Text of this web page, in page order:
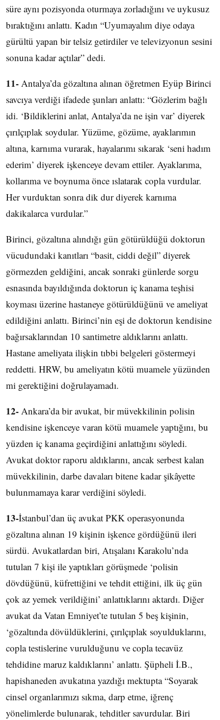
süre aynı pozisyonda oturmaya zorladığını ve uykusuz
bıraktığını anlattı. Kadın “Uyumayalım diye odaya
gürültü yapan bir telsiz getirdiler ve televizyonun sesini
sonuna kadar açtılar” dedi.
11- Antalya’da gözaltına alınan öğretmen Eyüp Birinci
savcıya verdiği ifadede şunları anlattı: “Gözlerim bağlı
idi. ‘Bildiklerini anlat, Antalya’da ne işin var’ diyerek
çırılçıplak soydular. Yüzüme, gözüme, ayaklarımın
altına, karnıma vurarak, hayalarımı sıkarak ‘seni hadım
ederim’ diyerek işkenceye devam ettiler. Ayaklarıma,
kollarıma ve boynuma önce ıslatarak copla vurdular.
Her vurduktan sonra dik dur diyerek karnıma
dakikalarca vurdular.”
Birinci, gözaltına alındığı gün götürüldüğü doktorun
vücudundaki kanıtları “basit, ciddi değil” diyerek
görmezden geldiğini, ancak sonraki günlerde sorgu
esnasında bayıldığında doktorun iç kanama teşhisi
koyması üzerine hastaneye götürüldüğünü ve ameliyat
edildiğini anlattı. Birinci’nin eşi de doktorun kendisine
bağırsaklarından 10 santimetre aldıklarını anlattı.
Hastane ameliyata ilişkin tıbbi belgeleri göstermeyi
reddetti. HRW, bu ameliyatın kötü muamele yüzünden
mi gerektiğini doğrulayamadı.
12- Ankara’da bir avukat, bir müvekkilinin polisin
kendisine işkenceye varan kötü muamele yaptığını, bu
yüzden iç kanama geçirdiğini anlattığını söyledi.
Avukat doktor raporu aldıklarını, ancak serbest kalan
müvekkilinin, darbe davaları bitene kadar şikâyette
bulunmamaya karar verdiğini söyledi.
13-İstanbul’dan üç avukat PKK operasyonunda
gözaltına alınan 19 kişinin işkence gördüğünü ileri
sürdü. Avukatlardan biri, Atışalanı Karakolu’nda
tutulan 7 kişi ile yaptıkları görüşmede ‘polisin
dövdüğünü, küfrettiğini ve tehdit ettiğini, ilk üç gün
çok az yemek verildiğini’ anlattıklarını aktardı. Diğer
avukat da Vatan Emniyet’te tutulan 5 beş kişinin,
‘gözaltında dövüldüklerini, çırılçıplak soyulduklarını,
copla testislerine vurulduğunu ve copla tecavüz
tehdidine maruz kaldıklarını’ anlattı. Şüpheli İ.B.,
hapishaneden avukatına yazdığı mektupta “Soyarak
cinsel organlarımızı sıkma, darp etme, iğrenç
yönelimlerde bulunarak, tehditler savurdular. Biri